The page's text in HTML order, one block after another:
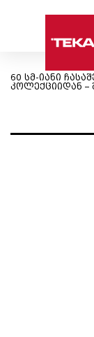
60 სმ-იანი
კოლექციიდან –